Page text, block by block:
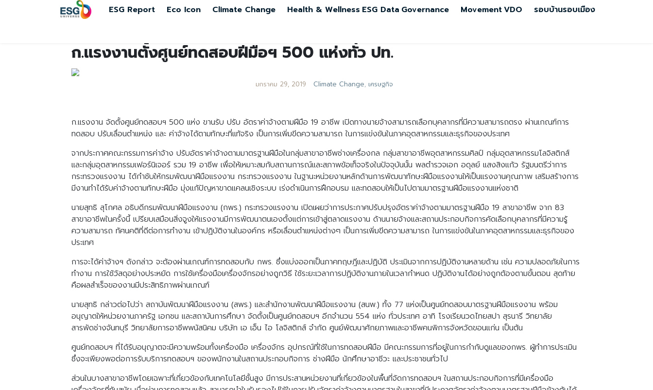
ESG Report Eco Icon Climate Change Health & Wellness ESG Data Governance MovementVDO รอบบ้านรอบเมือง
ก.แรงงานตั้งศูนย์ทดสอบฝีมือฯ 500 แห่งทั่ว ปท.
มกราคม 29, 2019 Climate Change, เศรษฐกิจ
ก.แรงงาน จัดตั้งศูนย์ทดสอบฯ 500 แห่ง ขานรับ ปรับ อัตราค่าจ้างตามฝีมือ 19 อาชีพ เปิดทางนายจ้างสามารถเลือกบุคลากรที่มีความสามารถตรง ผ่านเกณฑ์การ
ทดสอบ ปรับเลื่อนตำแหน่ง และ ค่าจ้างได้ตามทักษะที่แท้จริง เป็นการเพิ่มขีดความสามารถ ในการแข่งขันในภาคอุตสาหกรรมและธุรกิจของประเทศ
จากประกาศคณะกรรมการค่าจ้าง ปรับอัตราค่าจ้างตามมาตรฐานฝีมือในกลุ่มสาขาอาชีพช่างเครื่องกล กลุ่มสาขาอาชีพอุตสาหกรรมศิลป์ กลุ่มอุตสาหกรรมโลจิสติกส์
และกลุ่มอุตสาหกรรมเฟอร์นิเจอร์ รวม 19 อาชีพ เพื่อให้เหมาะสมกับสถานการณ์และสภาพข้อเท็จจริงในปัจจุบันนั้น พลตำรวจเอก อดุลย์ แสงสิงแก้ว รัฐมนตรีว่าการ
กระทรวงแรงงาน ได้กำชับให้กรมพัฒนาฝีมือแรงงาน กระทรวงแรงงาน ในฐานะหน่วยงานหลักด้านการพัฒนาทักษะฝีมือแรงงานให้เป็นแรงงานคุณภาพ เสริมสร้างการ
มีงานทำได้รับค่าจ้างตามทักษะฝีมือ มุ่งแก้ปัญหาขาดแคลนเชิงระบบ เร่งดำเนินการฝึกอบรม และทดสอบให้เป็นไปตามมาตรฐานฝีมือแรงงานแห่งชาติ
นายสุทธิ สุโกศล อธิบดีกรมพัฒนาฝีมือแรงงาน (กพร.) กระทรวงแรงงาน เปิดเผยว่าการประกาศปรับปรุงอัตราค่าจ้างตามมาตรฐานฝีมือ 19 สาขาอาชีพ จาก 83
สาขาอาชีพในครั้งนี้ เปรียบเสมือนสิ่งจูงให้แรงงานมีการพัฒนาตนเองตั้งแต่การเข้าสู่ตลาดแรงงาน ด้านนายจ้างและสถานประกอบกิจการคัดเลือกบุคลากรที่มีความรู้
ความสามารถ ทัศนคติที่ดีต่อการทำงาน เข้าปฏิบัติงานในองค์กร หรือเลื่อนตำแหน่งต่างๆ เป็นการเพิ่มขีดความสามารถ ในการแข่งขันในภาคอุตสาหกรรมและธุรกิจของ
ประเทศ
การจะได้ค่าจ้างฯ ดังกล่าว จะต้องผ่านเกณฑ์การทดสอบกับ กพร. ซึ่งแบ่งออกเป็นภาคทฤษฎีและปฏิบัติ ประเมินจากการปฏิบัติงานหลายด้าน เช่น ความปลอดภัยในการ
ทำงาน การใช้วัสดุอย่างประหยัด การใช้เครื่องมือเครื่องจักรอย่างถูกวิธี ใช้ระยะเวลาการปฏิบัติงานภายในเวลากำหนด ปฏิบัติงานได้อย่างถูกต้องตามขั้นตอน สุดท้าย
คือผลสำเร็จของงานมีประสิทธิภาพผ่านเกณฑ์
นายสุทธิ กล่าวต่อไปว่า สถาบันพัฒนาฝีมือแรงงาน (สพร.) และสำนักงานพัฒนาฝีมือแรงงาน (สนพ.) ทั้ง 77 แห่งเป็นศูนย์ทดสอบมาตรฐานฝีมือแรงงาน พร้อม
อนุญาตให้หน่วยงานภาครัฐ เอกชน และสถาบันการศึกษา จัดตั้งเป็นศูนย์ทดสอบฯ อีกจำนวน 554 แห่ง ทั่วประเทศ อาทิ โรงเรียนวดไทยสปา สุรนารี วิทยาลัย
สารพัดช่างจันทบุรี วิทยาลัยการอาชีพพนัสนิคม บริษัท เอ เอ็น ไอ โลจิสติกส์ จำกัด ศูนย์พัฒนาศักยภาพและอาชีพคนพิการจังหวัดขอนแก่น เป็นต้น
ศูนย์ทดสอบฯ ที่ได้รับอนุญาตจะมีความพร้อมทั้งเครื่องมือ เครื่องจักร อุปกรณ์ที่ใช้ในการทดสอบฝีมือ มีคณะกรรมการที่อยู่ในการกำกับดูแลของกพร. ผู้ทำการประเมิน
ซึ่งจะเพียงพอต่อการรับบริการทดสอบฯ ของพนักงานในสถานประกอบกิจการ ช่างฝีมือ นักศึกษาอาชีวะ และประชาชนทั่วไป
ส่วนในบางสาขาอาชีพโดยเฉพาะที่เกี่ยวข้องกับเทคโนโลยีชั้นสูง มีการประสานหน่วยงานที่เกี่ยวข้องในพื้นที่จัดการทดสอบฯ ในสถานประกอบกิจการที่มีเครื่องมือ